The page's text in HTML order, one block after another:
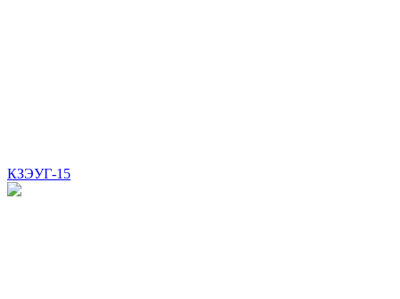
КЗЭУГ-15